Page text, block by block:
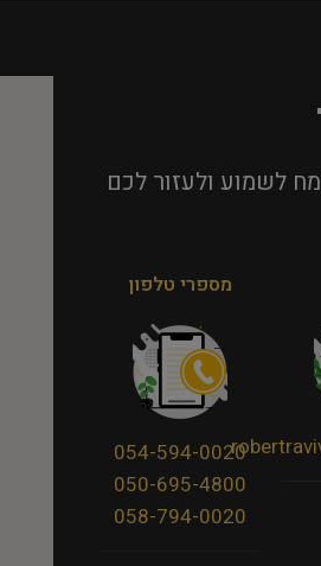
לשמוע ולעזור לכם
מספרי טלפון
054-594-0020
050-695-4800
058-794-0020